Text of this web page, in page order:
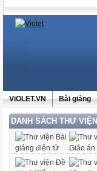
ViOLET.VN Bài giảng
DANH SÁCH THƯ VIỆN